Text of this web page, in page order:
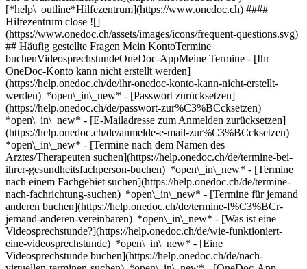
[*help\_outline*Hilfezentrum](https://www.onedoc.ch) ####
Hilfezentrum close ![]
(https://www.onedoc.ch/assets/images/icons/frequent-questions.svg)
## Häufig gestellte Fragen Mein KontoTermine
buchenVideosprechstundeOneDoc-AppMeine Termine - [Ihr
OneDoc-Konto kann nicht erstellt werden]
(https://help.onedoc.ch/de/ihr-onedoc-konto-kann-nicht-erstellt-
werden) *open\_in\_new* - [Passwort zurücksetzen]
(https://help.onedoc.ch/de/passwort-zur%C3%BCcksetzen)
*open\_in\_new* - [E-Mailadresse zum Anmelden zurücksetzen]
(https://help.onedoc.ch/de/anmelde-e-mail-zur%C3%BCcksetzen)
*open\_in\_new* - [Termine nach dem Namen des
Arztes/Therapeuten suchen](https://help.onedoc.ch/de/termine-bei-
ihrer-gesundheitsfachperson-buchen) *open\_in\_new* - [Termine
nach einem Fachgebiet suchen](https://help.onedoc.ch/de/termine-
nach-fachrichtung-suchen) *open\_in\_new* - [Termine für jemand
anderen buchen](https://help.onedoc.ch/de/termine-f%C3%BCr-
jemand-anderen-vereinbaren) *open\_in\_new* - [Was ist eine
Videosprechstunde?](https://help.onedoc.ch/de/wie-funktioniert-
eine-videosprechstunde) *open\_in\_new* - [Eine
Videosprechstunde buchen](https://help.onedoc.ch/de/nach-